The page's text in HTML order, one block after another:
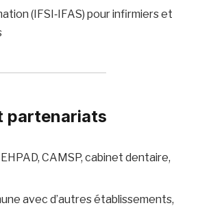
(IFSI‑IFAS) pour infirmiers et
partenariats
CAMSP, cabinet dentaire,
avec d’autres établissements,